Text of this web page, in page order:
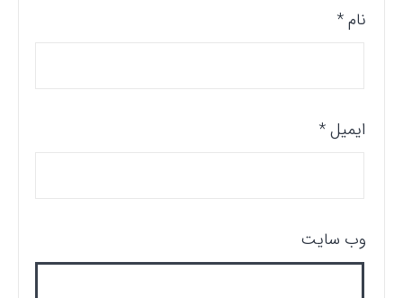
نام*
ایمیل*
وب‌ سایت